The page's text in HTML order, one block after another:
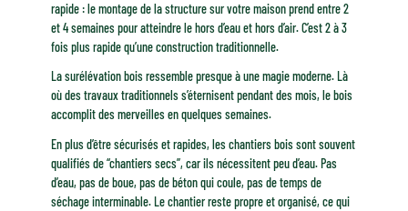
rapide : le montage de la structure sur votre maison prend entre 2
et 4 semaines pour atteindre le hors d’eau et hors d’air. C’est 2 à 3
fois plus rapide qu’une construction traditionnelle.
La surélévation bois ressemble presque à une magie moderne. Là
où des travaux traditionnels s’éternisent pendant des mois, le bois
accomplit des merveilles en quelques semaines.
En plus d’être sécurisés et rapides, les chantiers bois sont souvent
qualifiés de “chantiers secs”, car ils nécessitent peu d’eau. Pas
d’eau, pas de boue, pas de béton qui coule, pas de temps de
séchage interminable. Le chantier reste propre et organisé, ce qui